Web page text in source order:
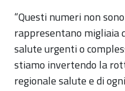
“Questi numeri non
rappresentano migliaia
salute urgenti o
stiamo invertendo la
regionale salute e di